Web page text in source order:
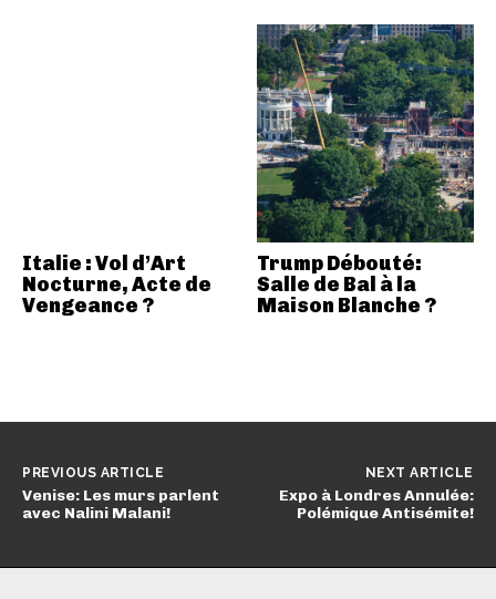
Italie : Vol d’Art
Nocturne, Acte de
Vengeance ?
Trump Débouté:
Salle de Bal à la
Maison Blanche ?
PREVIOUS ARTICLE
Venise: Les murs parlent
avec Nalini Malani!
NEXT ARTICLE
Expo à Londres Annulée:
Polémique Antisémite!